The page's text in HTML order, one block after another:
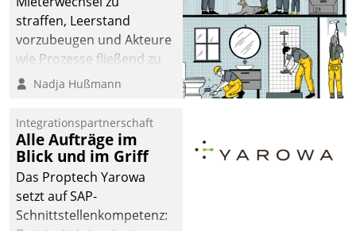
straffen, Leerstand
vorzubeugen und Akteure
wie Prozesse fließend zu
vernetzen, nutzt die
Jahresbeginn eine
Überblick, Einsicht und
Eingriff bietende Lösung.
Zur Entwicklung setzte
man auf
Cloudtechnologie,
Nadja Hußmann
Integrationspartnerschaft
Alle Aufträge im
Blick und im Griff
Das Proptech Yarowa
setzt auf SAP-
Schnittstellenkompetenz: